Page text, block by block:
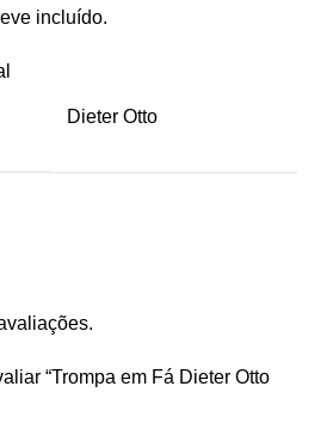
incluído.
Dieter Otto
“Trompa em Fá Dieter Otto